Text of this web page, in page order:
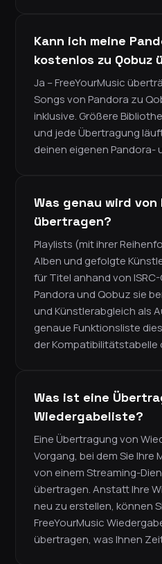
Kann ich meine
kostenlos zu Qobuz
Ja – FreeYourMusic
Songs von Pandora zu
inklusive. Größere
und jede Übertragung
deinen eigenen Pandora-
Was genau wird von
übertragen?
Playlists (mit ihrer
Alben und gefolgte
für Titel anhand von
Pandora und Qobuz sie
und Künstlerabgleich als
genaue Funktionsliste
der Kompatibilitätstabelle
Was ist eine
Wiedergabeliste?
Eine Übertragung von
Vorgang, bei dem Sie Ihre
von einem Streaming-
übertragen. Anstatt Ihre
neu zu erstellen, können
FreeYourMusic
übertragen, was Ihnen